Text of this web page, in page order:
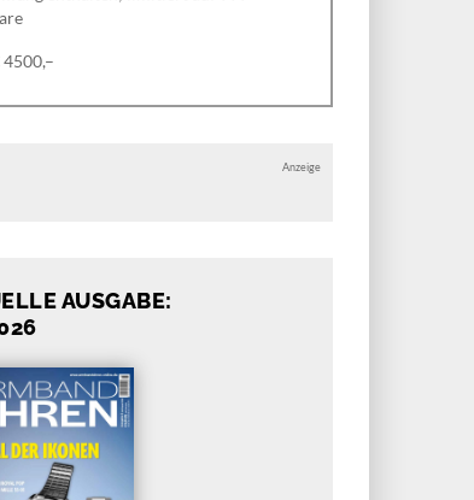
4500,–
Anzeige
AUSGABE: